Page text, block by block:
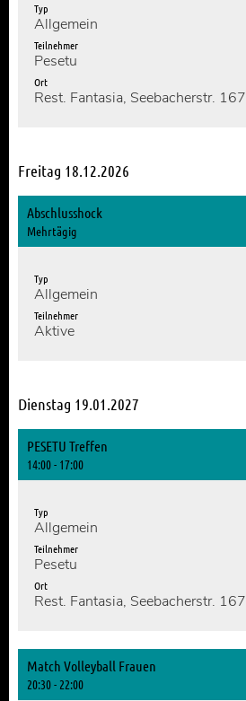
Typ
Allgemein
Teilnehmer
Pesetu
Ort
Rest. Fantasia, Seebacherstr. 167
Freitag 18.12.2026
Abschlusshock
Mehrtägig
Typ
Allgemein
Teilnehmer
Aktive
Dienstag 19.01.2027
PESETU Treffen
14:00 - 17:00
Typ
Allgemein
Teilnehmer
Pesetu
Ort
Rest. Fantasia, Seebacherstr. 167
Match Volleyball Frauen
20:30 - 22:00